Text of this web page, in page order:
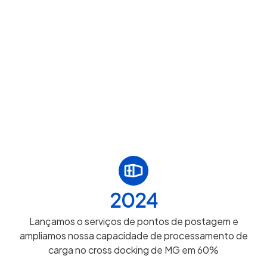
2024
Lançamos o serviços de pontos de postagem e
ampliamos nossa capacidade de processamento de
carga no cross docking de MG em 60%